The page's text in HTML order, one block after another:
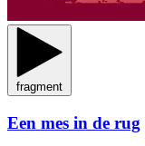
fragment
Een mes in de rug